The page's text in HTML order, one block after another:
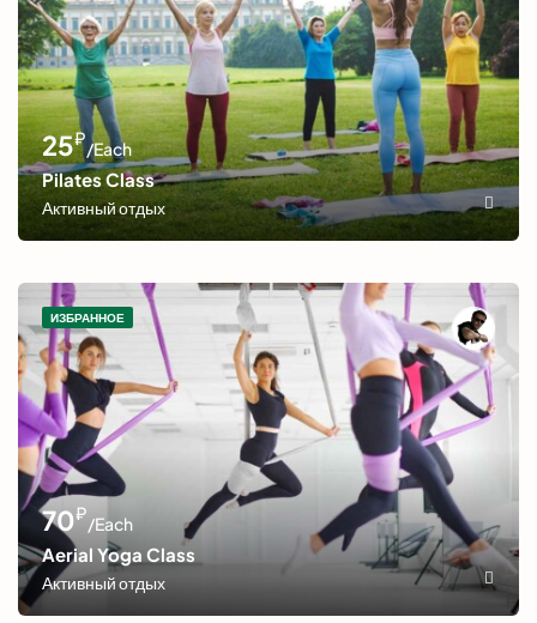
25₽/Each
Pilates Class
Активный отдых
ИЗБРАННОЕ
70₽/Each
Aerial Yoga Class
Активный отдых